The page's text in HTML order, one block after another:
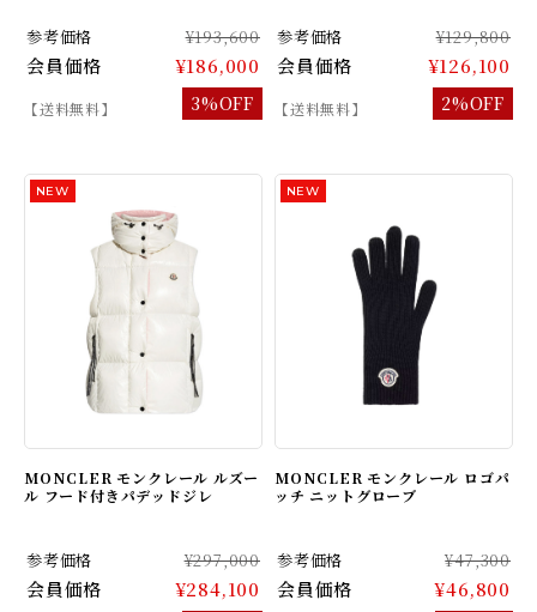
参考価格 ¥193,600
会員価格 ¥186,000
【送料無料】 3%OFF
参考価格 ¥129,800
会員価格 ¥126,100
【送料無料】 2%OFF
MONCLER モンクレール ルズー
ル フード付きパデッドジレ
参考価格 ¥297,000
会員価格 ¥284,100
MONCLER モンクレール ロゴパ
ッチ ニットグローブ
参考価格 ¥47,300
会員価格 ¥46,800